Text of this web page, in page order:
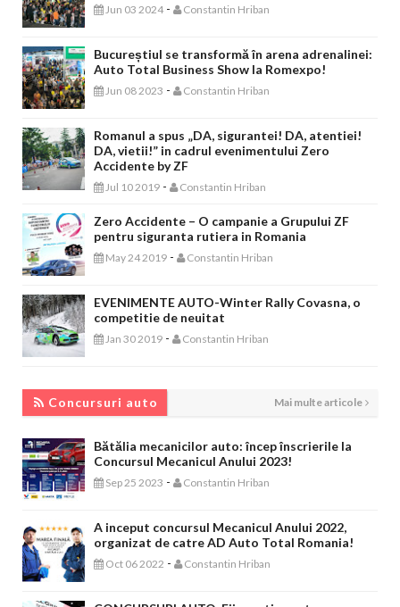
Jun 03 2024 - Constantin Hriban
Bucureștiul se transformă în arena adrenalinei:
Auto Total Business Show la Romexpo!
Jun 08 2023 - Constantin Hriban
Romanul a spus „DA, sigurantei! DA, atentiei!
DA, vietii!” in cadrul evenimentului Zero
Accidente by ZF
Jul 10 2019 - Constantin Hriban
Zero Accidente – O campanie a Grupului ZF
pentru siguranta rutiera in Romania
May 24 2019 - Constantin Hriban
EVENIMENTE AUTO-Winter Rally Covasna, o
competitie de neuitat
Jan 30 2019 - Constantin Hriban
Concursuri auto Mai multe articole
Bătălia mecanicilor auto: încep înscrierile la
Concursul Mecanicul Anului 2023!
Sep 25 2023 - Constantin Hriban
A inceput concursul Mecanicul Anului 2022,
organizat de catre AD Auto Total Romania!
Oct 06 2022 - Constantin Hriban